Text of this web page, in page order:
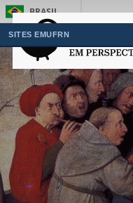
BRASIL
SITES EMUFRN